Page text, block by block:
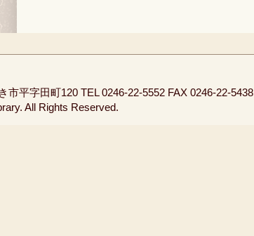
市平字田町120 TEL 0246-22-5552 FAX 0246-22-5438
All Rights Reserved.